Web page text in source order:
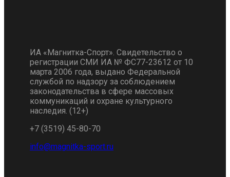
ИА «Магнитка-Спорт». Свидетельство о
регистрации СМИ ИА № ФС77-23612 от 10
марта 2006 года, выдано Федеральной
службой по надзору за соблюдением
законодательства в сфере массовых
коммуникаций и охране культурного
наследия. (12+)
+7 (3519) 45-80-70